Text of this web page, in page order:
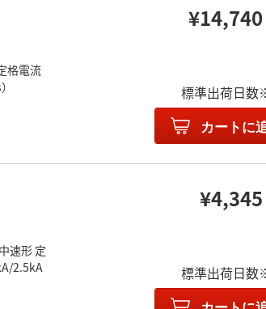
格電流
¥14,740
標準出荷日数
カートに
速形 定
2.5kA
¥4,345
標準出荷日数